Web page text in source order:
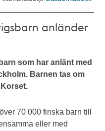
anländer
som har anlänt med
Barnen tas om
70 000 finska barn till
eller med